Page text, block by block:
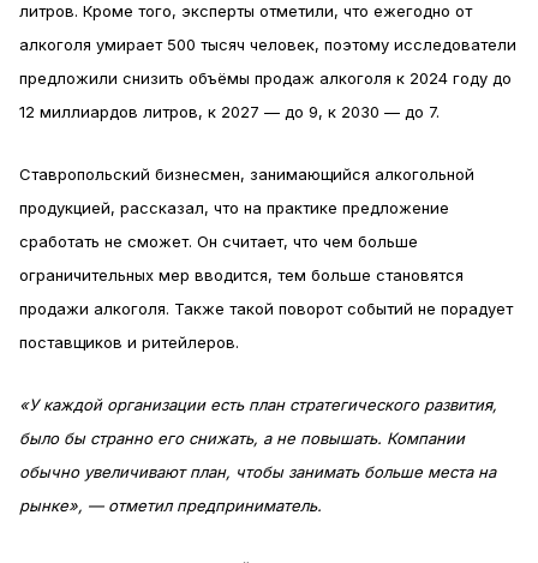
литров. Кроме того, эксперты отметили, что ежегодно от
алкоголя умирает 500 тысяч человек, поэтому исследователи
предложили снизить объёмы продаж алкоголя к 2024 году до
12 миллиардов литров, к 2027 — до 9, к 2030 — до 7.
Ставропольский бизнесмен, занимающийся алкогольной
продукцией, рассказал, что на практике предложение
сработать не сможет. Он считает, что чем больше
ограничительных мер вводится, тем больше становятся
продажи алкоголя. Также такой поворот событий не порадует
поставщиков и ритейлеров.
«У каждой организации есть план стратегического развития,
было бы странно его снижать, а не повышать. Компании
обычно увеличивают план, чтобы занимать больше места на
рынке», — отметил предприниматель.